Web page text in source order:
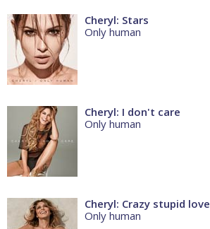
Cheryl: Stars
Only human
Cheryl: I don't care
Only human
Cheryl: Crazy stupid love
Only human